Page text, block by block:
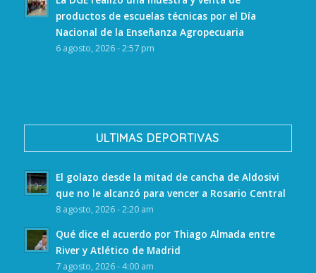
productos de escuelas técnicas por el Día
Nacional de la Enseñanza Agropecuaria
6 agosto, 2026 - 2:57 pm
ULTIMAS DEPORTIVAS
El golazo desde la mitad de cancha de Aldosivi
que no le alcanzó para vencer a Rosario Central
8 agosto, 2026 - 2:20 am
Qué dice el acuerdo por Thiago Almada entre
River y Atlético de Madrid
7 agosto, 2026 - 4:00 am